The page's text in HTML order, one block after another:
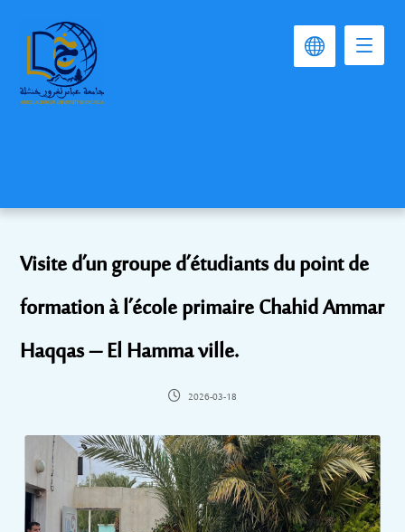
Visite d’un groupe d’étudiants du point de
formation à l’école primaire Chahid Ammar
Haqqas – El Hamma ville.
2026-03-18